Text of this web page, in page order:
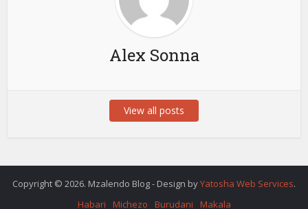
Alex Sonna
View all posts
Copyright © 2026. Mzalendo Blog - Design byYatosha Web Services.
Habari
Michezo Burudani Makala